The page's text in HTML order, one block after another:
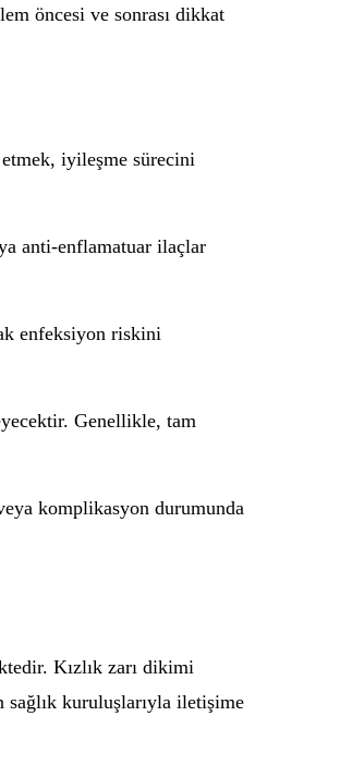
öncesi ve sonrası dikkat
iyileşme sürecini
anti-enflamatuar ilaçlar
enfeksiyon riskini
Genellikle, tam
komplikasyon durumunda
Kızlık zarı dikimi
kuruluşlarıyla iletişime